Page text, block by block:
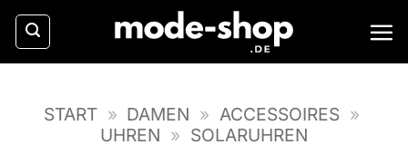
Zum
Inhalt
springen
START » DAMEN » ACCESSOIRES »
UHREN » SOLARUHREN